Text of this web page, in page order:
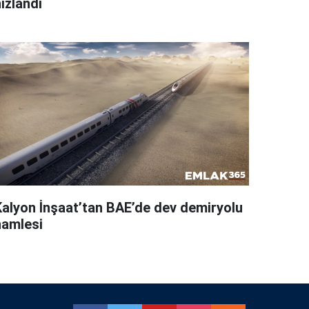
İnşaat’tan BAE’de dev demiryolu